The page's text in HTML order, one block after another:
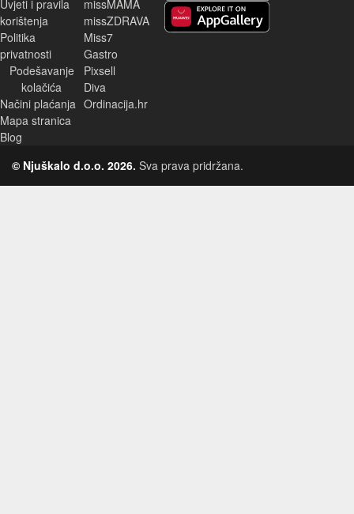
Uvjeti i pravila
korištenja
Politika
privatnosti
Podešavanje
kolačića
Načini plaćanja
Mapa stranica
Blog
missMAMA
missZDRAVA
Miss7
Gastro
Pixsell
Diva
Ordinacija.hr
© Njuškalo d.o.o. 2026. Sva prava pridržana.